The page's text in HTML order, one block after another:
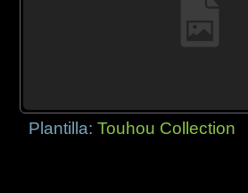
Plantilla:Touhou Collection